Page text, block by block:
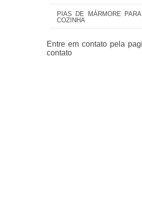
PIAS DE MÁRMORE PARA
COZINHA